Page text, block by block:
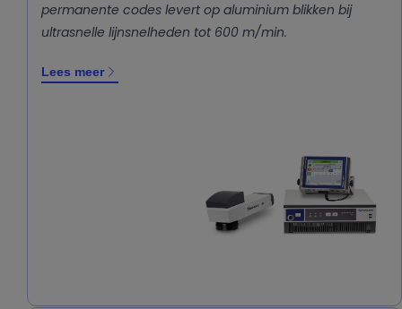
permanente codes levert op aluminium blikken bij
ultrasnelle lijnsnelheden tot 600 m/min.
Lees meer